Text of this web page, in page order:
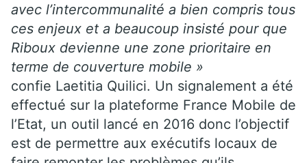
avec l’intercommunalité a bien compris tous
ces enjeux et a beaucoup insisté pour que
Riboux devienne une zone prioritaire en
terme de couverture mobile »
confie Laetitia Quilici. Un signalement a été
effectué sur la plateforme France Mobile de
l’Etat, un outil lancé en 2016 donc l’objectif
est de permettre aux exécutifs locaux de